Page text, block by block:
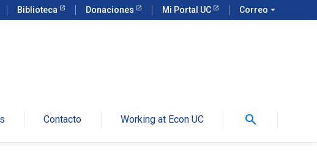
Biblioteca Donaciones Mi Portal UC Correo arrow_drop_down
Contacto Working at Econ UC search